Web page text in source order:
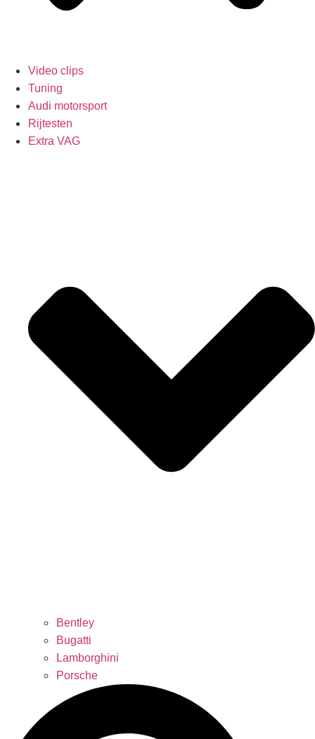
Video clips
Tuning
Audi motorsport
Rijtesten
Extra VAG
Bentley
Bugatti
Lamborghini
Porsche